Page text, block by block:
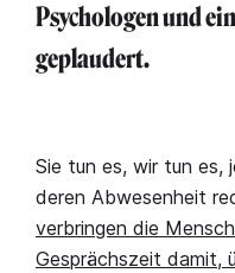
Psychologen und
geplaudert.
Sie tun es, wir tun es,
deren Abwesenheit
verbringen die
Gesprächszeit damit,